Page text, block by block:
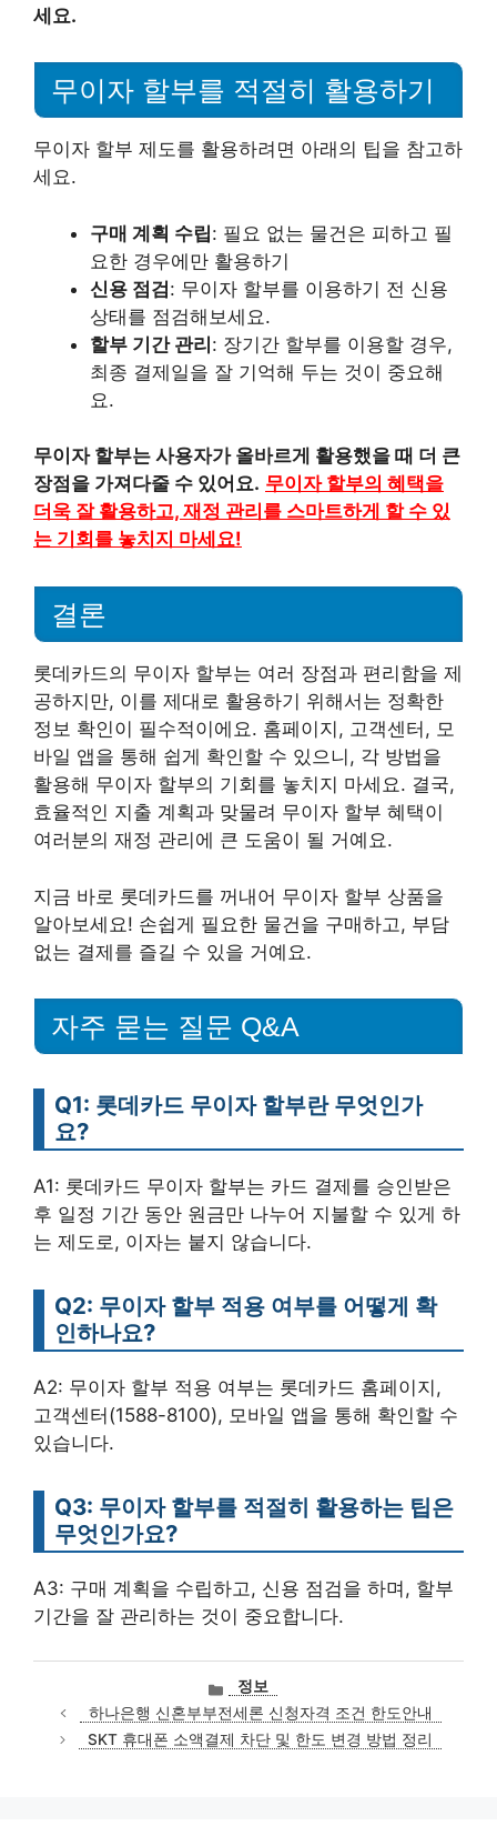
세요.
무이자 할부를 적절히 활용하기
무이자 할부 제도를 활용하려면 아래의 팁을 참고하
세요.
구매 계획 수립: 필요 없는 물건은 피하고 필
요한 경우에만 활용하기
신용 점검: 무이자 할부를 이용하기 전 신용
상태를 점검해보세요.
할부 기간 관리: 장기간 할부를 이용할 경우,
최종 결제일을 잘 기억해 두는 것이 중요해
요.
무이자 할부는 사용자가 올바르게 활용했을 때 더 큰
장점을 가져다줄 수 있어요. 무이자 할부의 혜택을
더욱 잘 활용하고, 재정 관리를 스마트하게 할 수 있
는 기회를 놓치지 마세요!
결론
롯데카드의 무이자 할부는 여러 장점과 편리함을 제
공하지만, 이를 제대로 활용하기 위해서는 정확한
정보 확인이 필수적이에요. 홈페이지, 고객센터, 모
바일 앱을 통해 쉽게 확인할 수 있으니, 각 방법을
활용해 무이자 할부의 기회를 놓치지 마세요. 결국,
효율적인 지출 계획과 맞물려 무이자 할부 혜택이
여러분의 재정 관리에 큰 도움이 될 거예요.
지금 바로 롯데카드를 꺼내어 무이자 할부 상품을
알아보세요! 손쉽게 필요한 물건을 구매하고, 부담
없는 결제를 즐길 수 있을 거예요.
자주 묻는 질문 Q&A
Q1: 롯데카드 무이자 할부란 무엇인가
요?
A1: 롯데카드 무이자 할부는 카드 결제를 승인받은
후 일정 기간 동안 원금만 나누어 지불할 수 있게 하
는 제도로, 이자는 붙지 않습니다.
Q2: 무이자 할부 적용 여부를 어떻게 확
인하나요?
A2: 무이자 할부 적용 여부는 롯데카드 홈페이지,
고객센터(1588-8100), 모바일 앱을 통해 확인할 수
있습니다.
Q3: 무이자 할부를 적절히 활용하는 팁은
무엇인가요?
A3: 구매 계획을 수립하고, 신용 점검을 하며, 할부
기간을 잘 관리하는 것이 중요합니다.
카
테
고
리
정보
하나은행 신혼부부전세론 신청자격 조건 한도안내
SKT 휴대폰 소액결제 차단 및 한도 변경 방법 정리